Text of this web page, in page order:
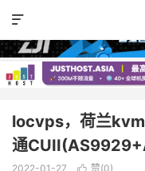

VPS评测
locvps，荷兰
通
2022-01-27  赞(0)